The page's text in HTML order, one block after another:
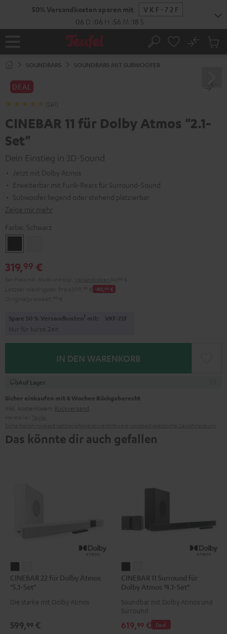
50% Versandkosten sparen mit
VKF-72F
06 D 06 H 56 M 17 S
Startseite Suche
No
SOUNDBARS SOUNDBARS MIT SUBWOOFER
DEAL
(261)
CINEBAR 11 für Dolby Atmos "2.1-
Set"
Dein Einstieg in 3D-Sound
Jetzt mit Dolby Atmos
Erweiterbar mit Funk-Rears für Surround-Sound
Subwoofer liegend oder stehend platzierbar
Zeige mir mehr
Farbe: Schwarz
319,99 €
-80, 00 €
Spare 50 % Versandkosten1 mit: VKF-72F
Nur für kurze Zeit
IN DEN WARENKORB
Auf Lager
Sicher einkaufen mit 8 Wochen Rückgaberecht
inkl. kostenlosem Rückversand
Das könnte dir auch gefallen
22
für
Dolby
"5.1-
22
für
Dolby
"5.1-
CINEBAR 22 für Dolby Atmos
"5.1-Set"
Die starke mit Dolby Atmos
599,99 €
11
Surround
für
Dolby
Atmos
11
Surround
für
Dolby
Atmos
CINEBAR 11 Surround für
Dolby Atmos "4.1-Set"
Soundbar mit Dolby Atmos und
Surround
Deal
619,99 €